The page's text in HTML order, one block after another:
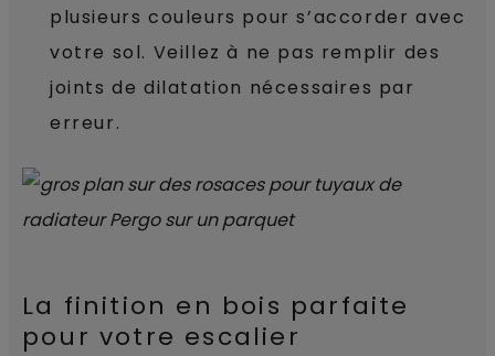
plusieurs couleurs pour s’accorder avec
votre sol. Veillez à ne pas remplir des
joints de dilatation nécessaires par
erreur.
La finition en bois parfaite
pour votre escalier